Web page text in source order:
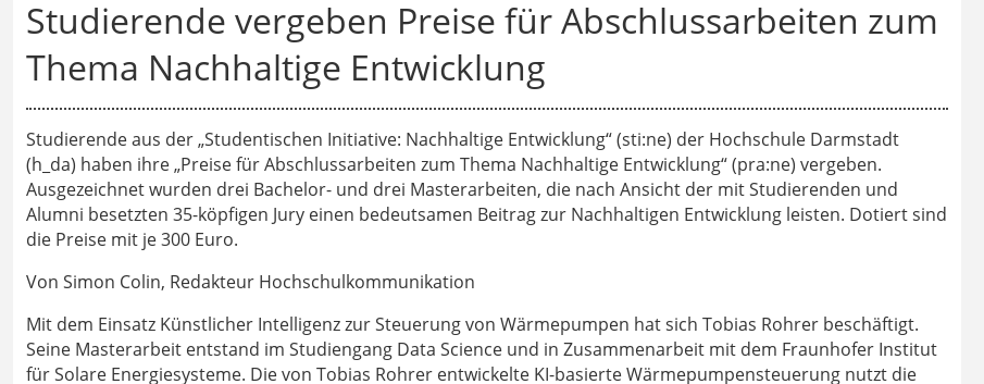
Studierende vergeben Preise für Abschlussarbeiten zum
Thema Nachhaltige Entwicklung
Studierende aus der „Studentischen Initiative: Nachhaltige Entwicklung“ (sti:ne) der Hochschule Darmstadt
(h_da) haben ihre „Preise für Abschlussarbeiten zum Thema Nachhaltige Entwicklung“ (pra:ne) vergeben.
Ausgezeichnet wurden drei Bachelor- und drei Masterarbeiten, die nach Ansicht der mit Studierenden und
Alumni besetzten 35-köpfigen Jury einen bedeutsamen Beitrag zur Nachhaltigen Entwicklung leisten. Dotiert sind
die Preise mit je 300 Euro.
Von Simon Colin, Redakteur Hochschulkommunikation
Mit dem Einsatz Künstlicher Intelligenz zur Steuerung von Wärmepumpen hat sich Tobias Rohrer beschäftigt.
Seine Masterarbeit entstand im Studiengang Data Science und in Zusammenarbeit mit dem Fraunhofer Institut
für Solare Energiesysteme. Die von Tobias Rohrer entwickelte KI-basierte Wärmepumpensteuerung nutzt die